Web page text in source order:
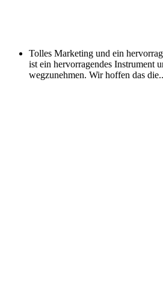
Tolles Marketing und ein
ist ein hervorragendes Instrument
wegzunehmen. Wir hoffen das die